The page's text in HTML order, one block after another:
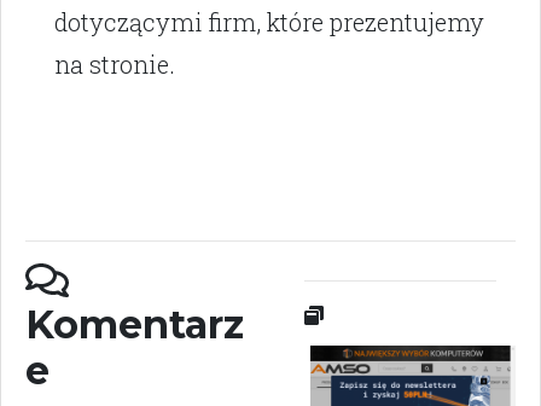
dotyczącymi firm, które prezentujemy
na stronie.
Komentarz
e